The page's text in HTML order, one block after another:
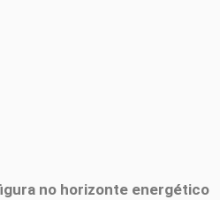
no horizonte energético